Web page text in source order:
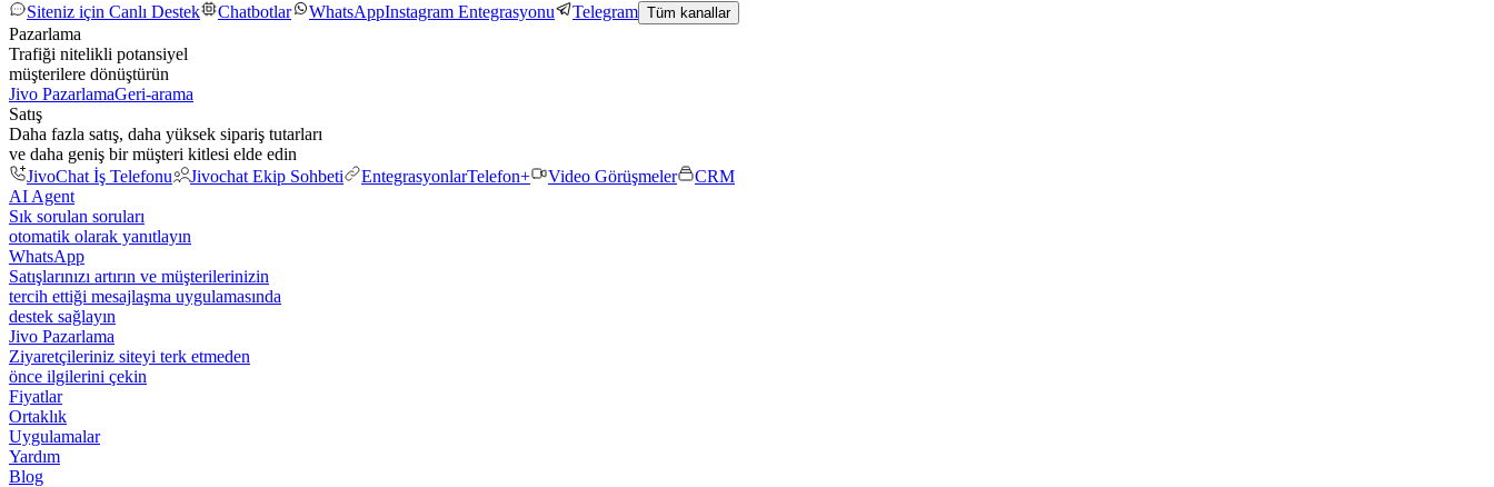
Siteniz için Canlı Destek
Chatbotlar WhatsAppInstagram Entegrasyonu Telegram Tüm kanallar
Pazarlama
Trafiği nitelikli potansiyel
müşterilere dönüştürün
Jivo PazarlamaGeri-arama
Satış
Daha fazla satış, daha yüksek sipariş tutarları
ve daha geniş bir müşteri kitlesi elde edin
JivoChat İş Telefonu
Jivochat Ekip Sohbeti EntegrasyonlarTelefon+ Video Görüşmeler
CRM
AI Agent
Sık sorulan soruları
otomatik olarak yanıtlayın
WhatsApp
Satışlarınızı artırın ve müşterilerinizin
tercih ettiği mesajlaşma uygulamasında
destek sağlayın
Jivo Pazarlama
Ziyaretçileriniz siteyi terk etmeden
önce ilgilerini çekin
Fiyatlar
Ortaklık
Uygulamalar
Yardım
Blog